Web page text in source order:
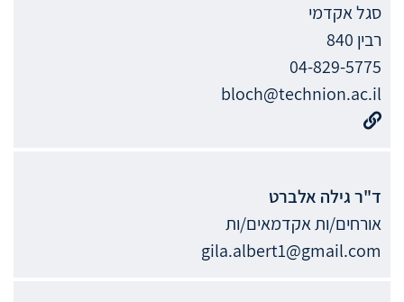
סגל אקדמי
רבין 840
04-829-5775
bloch@technion.ac.il
ד"רגילה אלברט
אורחים/ות אקדמאים/ות
gila.albert1@gmail.com